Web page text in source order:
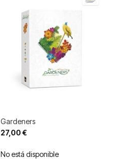
Gardeners
27,00 €
No está disponible